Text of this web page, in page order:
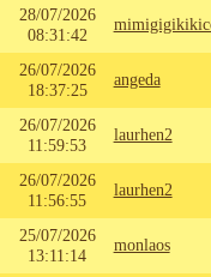
28/07/2026
08:31:42
26/07/2026
18:37:25
angeda
26/07/2026
11:59:53
laurhen2
26/07/2026
11:56:55
laurhen2
25/07/2026
13:11:14
monlaos